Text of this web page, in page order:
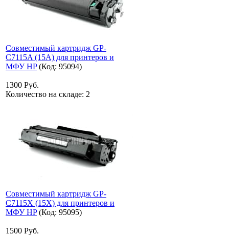
Совместимый картридж GP-
C7115A (15A) для принтеров и
МФУ HP (Код: 95094)
1300 Руб.
Количество на складе: 2
Совместимый картридж GP-
C7115X (15X) для принтеров и
МФУ HP (Код: 95095)
1500 Руб.